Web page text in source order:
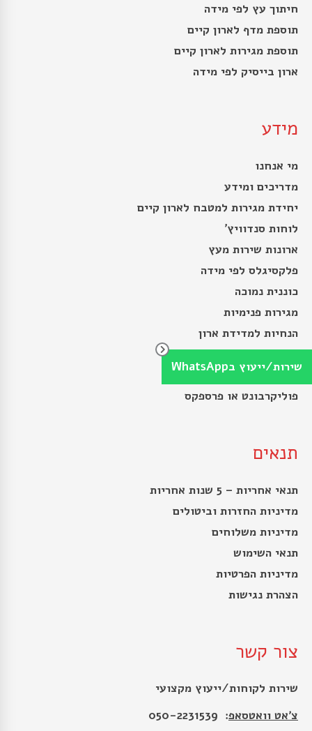
חיתוך עץ לפי מידה
תוספת מדף לארון קיים
תוספת מגירות לארון קיים
ארון בייסיק לפי מידה
מידע
מי אנחנו
מדריכים ומידע
יחידת מגירות למטבח לארון קיים
לוחות סנדוויץ’
ארונות שירות מעץ
פלקסיגלס לפי מידה
כוננית נמוכה
מגירות פנימיות
הנחיות למדידת ארון
הזמנת פרספקס לפי מידה
פרספקס לשולחן לפי מידה
פוליקרבונט או פרספקס
תנאים
תנאי אחריות – 5 שנות אחריות
מדיניות החזרות וביטולים
מדיניות משלוחים
תנאי השימוש
מדיניות הפרטיות
הצהרת נגישות
צור קשר
שירות לקוחות/ייעוץ מקצועי
צ׳אט וואטסאפ: 050-2231539
שירות/ייעוץ בWhatsApp